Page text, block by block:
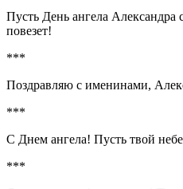
Пусть День ангела Александра
повезет!
***
Поздравляю с именинами,
***
С Днем ангела! Пусть твой
***